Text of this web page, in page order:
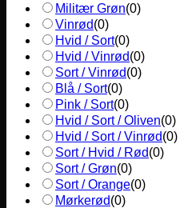
Militær Grøn(0)
Vinrød(0)
Hvid / Sort(0)
Hvid / Vinrød(0)
Sort / Vinrød(0)
Blå / Sort(0)
Pink / Sort(0)
Hvid / Sort / Oliven(0)
Hvid / Sort / Vinrød(0)
Sort / Hvid / Rød(0)
Sort / Grøn(0)
Sort / Orange(0)
Mørkerød(0)